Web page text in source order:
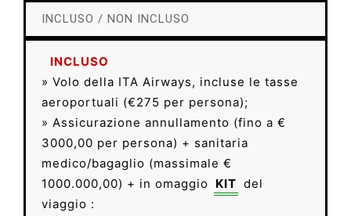
INCLUSO / NON INCLUSO
INCLUSO
» Volo della ITA Airways, incluse le tasse
aeroportuali (€275 per persona);
» Assicurazione annullamento (fino a €
3000,00 per persona) + sanitaria
medico/bagaglio (massimale €
1000.000,00) + in omaggio KIT del
viaggio :